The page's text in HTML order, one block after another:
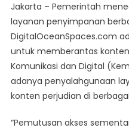
Sudah
Tepat,
Bukti
Tegas
Berantas
Online
Jakarta – Pemerintah
layanan penyimpanan
DigitalOceanSpaces.com
untuk memberantas
Komunikasi dan Digital
adanya penyalahgunaan
konten perjudian di
“Pemutusan akses